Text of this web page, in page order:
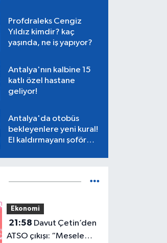
Profdraleks Cengiz
Yıldız kimdir? kaç
yaşında, ne iş yapıyor?
Antalya'nın kalbine 15
katlı özel hastane
geliyor!
Antalya'da otobüs
bekleyenlere yeni kural!
El kaldırmayanı şoför
Ekonomi
21:58
ATSO çıkışı: “Mesele